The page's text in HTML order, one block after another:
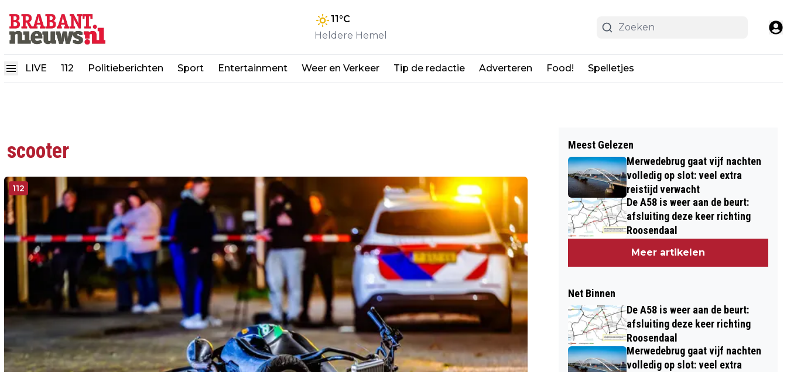
11°C
Heldere Hemel
LIVE 112 Politieberichten Sport Entertainment Weer en Verkeer Tip de redactie Adverteren Food! Spelletjes
scooter
112
Meest Gelezen
Merwedebrug gaat vijf nachten
volledig op slot: veel extra
reistijd verwacht
De A58 is weer aan de beurt:
afsluiting deze keer richting
Roosendaal
Meer artikelen
Net Binnen
De A58 is weer aan de beurt:
afsluiting deze keer richting
Roosendaal
Merwedebrug gaat vijf nachten
volledig op slot: veel extra